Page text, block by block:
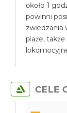
około 1
powinni
zwiedzania
plaże,
CELE